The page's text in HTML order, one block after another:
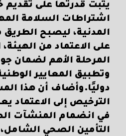
يثبت قدرتها على تقديم
اشتراطات السلامة
المدنية، ليصبح
على الاعتماد من
المرحلة الأهم لضمان
وتطبيق المعايير
دوليًا.وأضاف أن هذا
الترخيص إلى الاعتماد
في انضمام المنشآت
التأمين الصحي